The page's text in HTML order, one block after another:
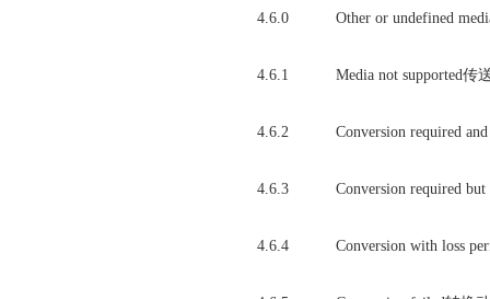
4.6.0 Other or undefined
4.6.1 Media not supported
4.6.2 Conversion required
4.6.3 Conversion required
4.6.4 Conversion with loss